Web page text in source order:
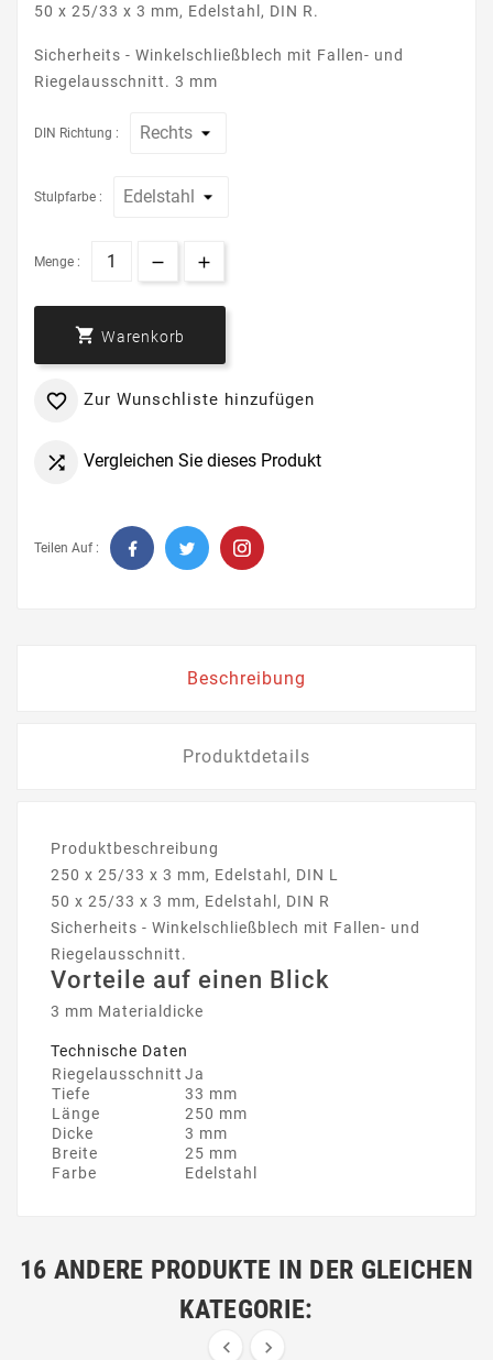
50 x 25/33 x 3 mm, Edelstahl, DIN R.
Sicherheits - Winkelschließblech mit Fallen- und
Riegelausschnitt. 3 mm
DIN Richtung :
Stulpfarbe :
Menge :
 Warenkorb
 Zur Wunschliste hinzufügen
 Vergleichen Sie dieses Produkt
Teilen Auf :
Beschreibung
Produktdetails
Produktbeschreibung
250 x 25/33 x 3 mm, Edelstahl, DIN L
50 x 25/33 x 3 mm, Edelstahl, DIN R
Sicherheits - Winkelschließblech mit Fallen- und
Riegelausschnitt.
Vorteile auf einen Blick
3 mm Materialdicke
Technische Daten
Riegelausschnitt Ja
Tiefe
33 mm
Länge
250 mm
Dicke
3 mm
Breite
25 mm
Farbe
Edelstahl
16 ANDERE PRODUKTE IN DER GLEICHEN
KATEGORIE:
 